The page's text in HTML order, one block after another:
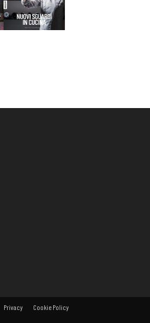
Privacy Cookie Policy